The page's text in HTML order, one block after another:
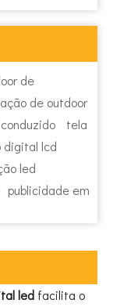
de
de outdoor
tela
digital lcd
led
publicidade em
led facilita o